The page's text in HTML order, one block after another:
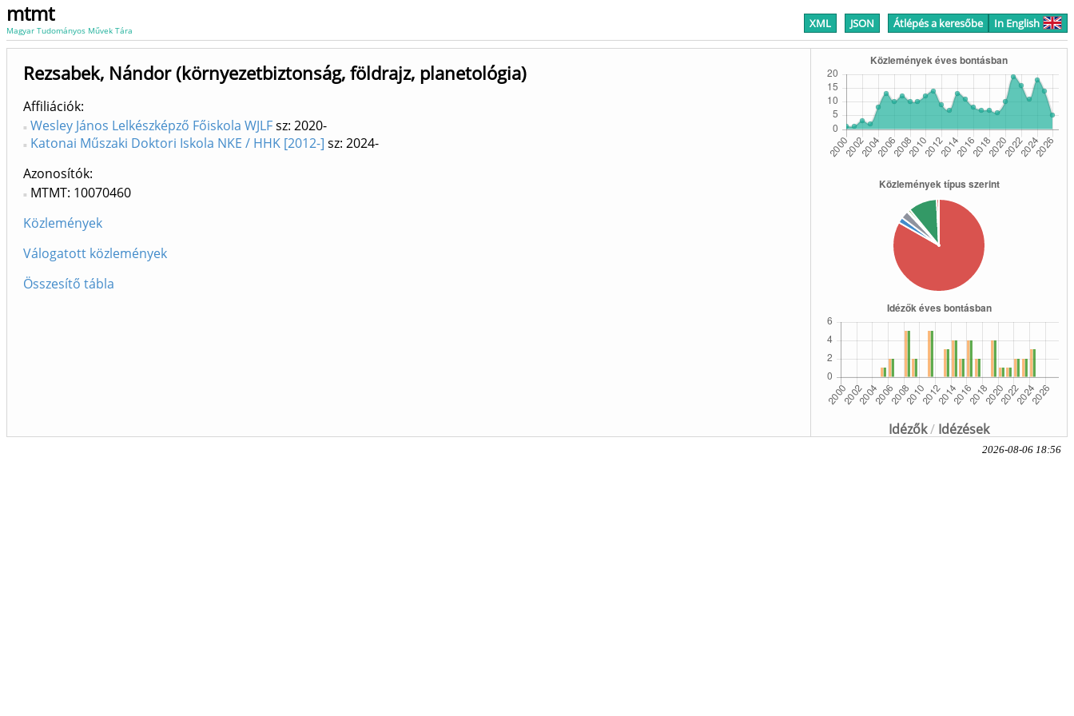
mtmt
Magyar Tudományos Művek Tára XML JSON Átlépés a keresőbe In English
Idézők/ Idézések
Rezsabek, Nándor (környezetbiztonság, földrajz, planetológia)
Affiliációk
Wesley János Lelkészképző Főiskola WJLFsz: 2020-
Katonai Műszaki Doktori Iskola NKE / HHK [2012-] sz: 2024-
Azonosítók
MTMT: 10070460
Közlemények
Válogatott közlemények
Összesítő tábla
2026-08-06 18:56